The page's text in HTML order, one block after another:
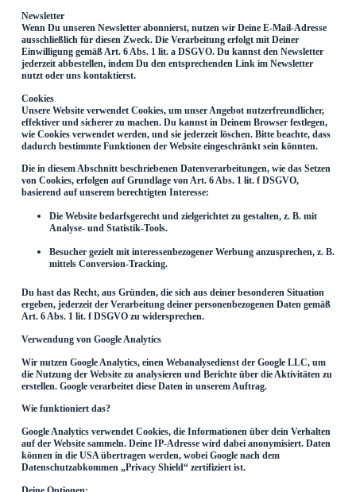
Newsletter
Wenn Du unseren Newsletter abonnierst, nutzen wir Deine E-Mail-Adresse
ausschließlich für diesen Zweck. Die Verarbeitung erfolgt mit Deiner
Einwilligung gemäß Art. 6 Abs. 1 lit. a DSGVO. Du kannst den Newsletter
jederzeit abbestellen, indem Du den entsprechenden Link im Newsletter
nutzt oder uns kontaktierst.
Cookies
Unsere Website verwendet Cookies, um unser Angebot nutzerfreundlicher,
effektiver und sicherer zu machen. Du kannst in Deinem Browser festlegen,
wie Cookies verwendet werden, und sie jederzeit löschen. Bitte beachte, dass
dadurch bestimmte Funktionen der Website eingeschränkt sein könnten.
Die in diesem Abschnitt beschriebenen Datenverarbeitungen, wie das Setzen
von Cookies, erfolgen auf Grundlage von Art. 6 Abs. 1 lit. f DSGVO,
basierend auf unserem berechtigten Interesse:
Die Website bedarfsgerecht und zielgerichtet zu gestalten, z. B. mit
Analyse- und Statistik-Tools.
Besucher gezielt mit interessenbezogener Werbung anzusprechen, z. B.
mittels Conversion-Tracking.
Du hast das Recht, aus Gründen, die sich aus deiner besonderen Situation
ergeben, jederzeit der Verarbeitung deiner personenbezogenen Daten gemäß
Art. 6 Abs. 1 lit. f DSGVO zu widersprechen.
Verwendung von Google Analytics
Wir nutzen Google Analytics, einen Webanalysedienst der Google LLC, um
die Nutzung der Website zu analysieren und Berichte über die Aktivitäten zu
erstellen. Google verarbeitet diese Daten in unserem Auftrag.
Wie funktioniert das?
Google Analytics verwendet Cookies, die Informationen über dein Verhalten
auf der Website sammeln. Deine IP-Adresse wird dabei anonymisiert. Daten
können in die USA übertragen werden, wobei Google nach dem
Datenschutzabkommen „Privacy Shield“ zertifiziert ist.